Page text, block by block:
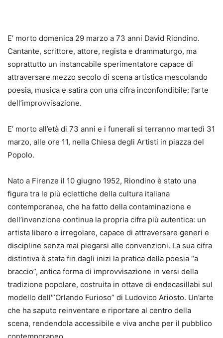
E’ morto domenica 29 marzo a 73 anni David Riondino.
Cantante, scrittore, attore, regista e drammaturgo, ma
soprattutto un instancabile sperimentatore capace di
attraversare mezzo secolo di scena artistica mescolando
poesia, musica e satira con una cifra inconfondibile: l’arte
dell’improvvisazione.
E’ morto all’età di 73 anni e i funerali si terranno martedì 31
marzo, alle ore 11, nella Chiesa degli Artisti in piazza del
Popolo.
Nato a Firenze il 10 giugno 1952, Riondino è stato una
figura tra le più eclettiche della cultura italiana
contemporanea, che ha fatto della contaminazione e
dell’invenzione continua la propria cifra più autentica: un
artista libero e irregolare, capace di attraversare generi e
discipline senza mai piegarsi alle convenzioni. La sua cifra
distintiva è stata fin dagli inizi la pratica della poesia “a
braccio”, antica forma di improvvisazione in versi della
tradizione popolare, costruita in ottave di endecasillabi sul
modello dell'”Orlando Furioso” di Ludovico Ariosto. Un’arte
che ha saputo reinventare e riportare al centro della
scena, rendendola accessibile e viva anche per il pubblico